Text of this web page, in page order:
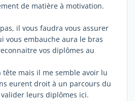
de matière à motivation.
il vous faudra vous assurer
vous embauche aura le bras
vos diplômes au
tête mais il me semble avoir lu
eurent droit à un parcours du
leurs diplômes ici.